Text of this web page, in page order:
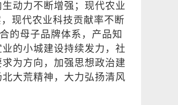
动力不断增强；现代农业
现代农业科技贡献率不断
的母子品牌体系，产品知
的小城建设持续发力，社
为方向，加强思想政治建
大荒精神，大力弘扬清风